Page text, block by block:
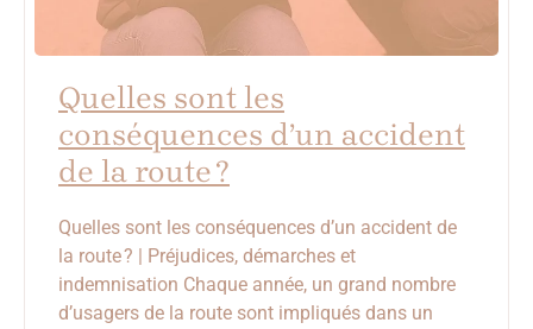
Quelles sont les
conséquences d’un accident
de la route ?
Quelles sont les conséquences d’un accident de
la route ? | Préjudices, démarches et
indemnisation Chaque année, un grand nombre
d’usagers de la route sont impliqués dans un